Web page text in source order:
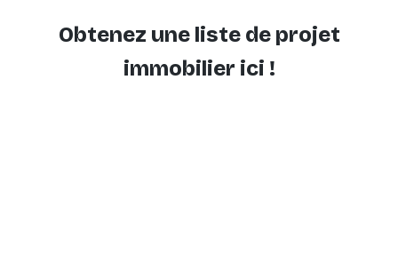
Obtenez une liste de projet
immobilier ici !